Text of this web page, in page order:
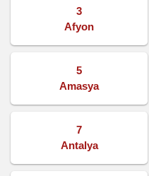
3
Afyon
5
Amasya
7
Antalya